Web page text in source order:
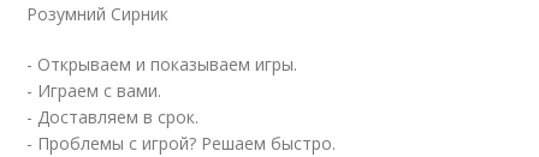
Розумний Сирник
- Открываем и показываем игры.
- Играем с вами.
- Доставляем в срок.
- Проблемы с игрой? Решаем быстро.